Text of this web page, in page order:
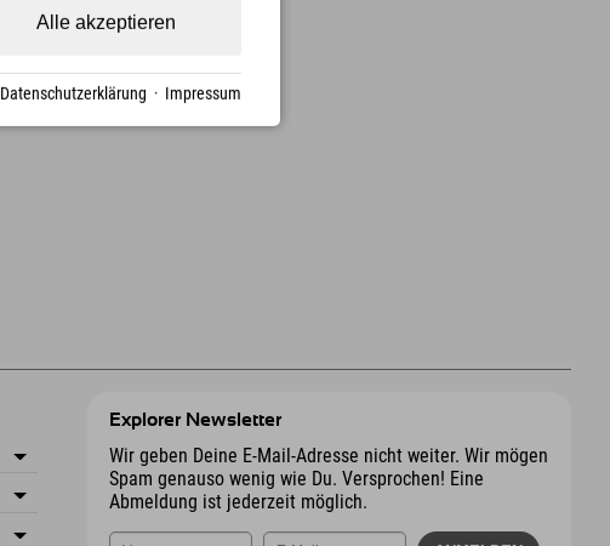
Explorer Newsletter
Wir geben Deine E-Mail-Adresse nicht weiter. Wir mögen
Spam genauso wenig wie Du. Versprochen! Eine
Abmeldung ist jederzeit möglich.
Alle akzeptieren
Datenschutzerklärung · Impressum